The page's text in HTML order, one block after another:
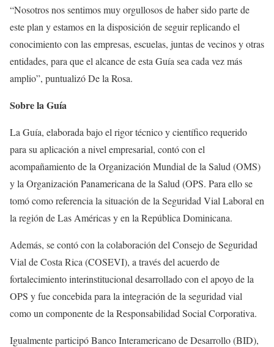
“Nosotros nos sentimos muy orgullosos de haber sido parte de
este plan y estamos en la disposición de seguir replicando el
conocimiento con las empresas, escuelas, juntas de vecinos y otras
entidades, para que el alcance de esta Guía sea cada vez más
amplio”, puntualizó De la Rosa.
Sobre la Guía
La Guía, elaborada bajo el rigor técnico y científico requerido
para su aplicación a nivel empresarial, contó con el
acompañamiento de la Organización Mundial de la Salud (OMS)
y la Organización Panamericana de la Salud (OPS. Para ello se
tomó como referencia la situación de la Seguridad Vial Laboral en
la región de Las Américas y en la República Dominicana.
Además, se contó con la colaboración del Consejo de Seguridad
Vial de Costa Rica (COSEVI), a través del acuerdo de
fortalecimiento interinstitucional desarrollado con el apoyo de la
OPS y fue concebida para la integración de la seguridad vial
como un componente de la Responsabilidad Social Corporativa.
Igualmente participó Banco Interamericano de Desarrollo (BID),